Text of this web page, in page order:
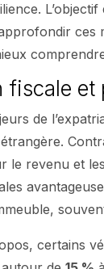
ces
fiscale et
de
le revenu et
certains